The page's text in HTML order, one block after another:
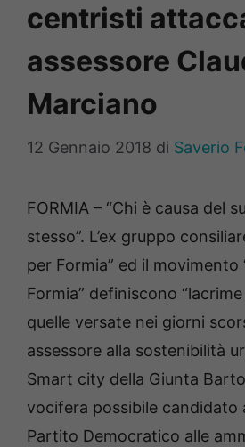
centristi
assessore
Marciano
12 Gennaio 2018 di Saverio
FORMIA – “Chi è causa del
stesso”. L’ex gruppo
per Formia” ed il movimento
Formia” definiscono
quelle versate nei giorni
assessore alla sostenibilità
Smart city della Giunta
vocifera possibile candidato
Partito Democratico alle